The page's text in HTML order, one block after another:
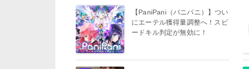
【PaniPani（パニパニ）】つい
にエーテル獲得量調整へ！スピ
ードキル判定が無効に！